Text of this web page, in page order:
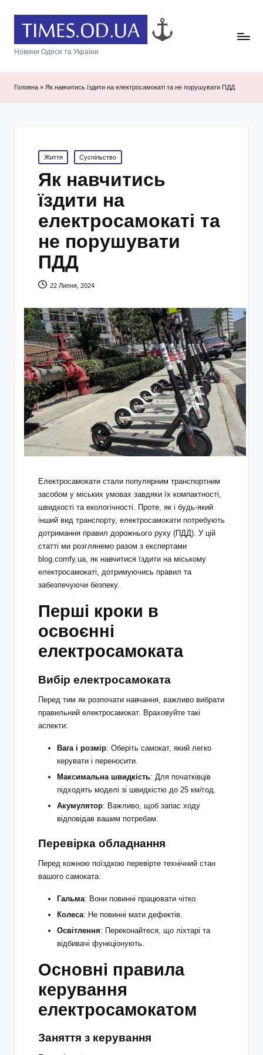
Новини Одеси та України
Головна » Як навчитись їздити на електросамокаті та не порушувати ПДД
Posted
in
Життя Суспільство
Як навчитись
їздити на
електросамокаті та
не порушувати
ПДД
22 Липня, 2024
Електросамокати стали популярним транспортним
засобом у міських умовах завдяки їх компактності,
швидкості та екологічності. Проте, як і будь-який
інший вид транспорту, електросамокати потребують
дотримання правил дорожнього руху (ПДД). У цій
статті ми розглянемо разом з експертами
blog.comfy.ua, як навчитися їздити на міському
електросамокаті, дотримуючись правил та
забезпечуючи безпеку.
Перші кроки в
освоєнні
електросамоката
Вибір електросамоката
Перед тим як розпочати навчання, важливо вибрати
правильний електросамокат. Враховуйте такі
аспекти:
Вага і розмір: Оберіть самокат, який легко
керувати і переносити.
Максимальна швидкість: Для початківців
підходять моделі зі швидкістю до 25 км/год.
Акумулятор: Важливо, щоб запас ходу
відповідав вашим потребам.
Перевірка обладнання
Перед кожною поїздкою перевірте технічний стан
вашого самоката:
Гальма: Вони повинні працювати чітко.
Колеса: Не повинні мати дефектів.
Освітлення: Переконайтеся, що ліхтарі та
відбивачі функціонують.
Основні правила
керування
електросамокатом
Заняття з керування